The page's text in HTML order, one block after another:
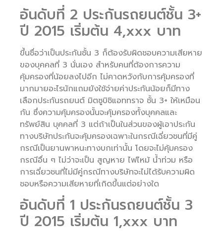
อันดับที่ 2 ประกันรถยนต์ชั้น 3+
ปี 2015 เริ่มต้น 4,xxx บาท
ขึ้นชื่อว่าเป็นประกันชั้น 3 ก็ต้องรับผิดชอบความเสียหาย
ของบุคคลที่ 3 นั่นเอง สำหรับคนที่ต้องการความ
คุ้มครองที่น้อยลงไปอีก ไม่คาดหวังกับการคุ้มครองที่
มากมายอะไรนักแถมยังใช้จ่ายค่าประกันน้อยก็มีทาง
เลือกประกันรถยนต์ มิตซูบิชิแอททราจ ชั้น 3+ ให้เหมือน
กัน ซึ่งความคุ้มครองนั้นจะคุ้มครองทั้งบุคคลและ
ทรัพย์สิน บุคคลที่ 3 แต่ถ้าเป็นในส่วนของผู้เอาประกัน
ทางบริษัทประกันจะคุ้มครองเฉพาะในกรณีเฉี่ยวชนที่มีคู่
กรณีเป็นยานพาหนะทางบกเท่านั้น โดยจะไม่คุ้มครอง
กรณีอื่น ๆ ไม่ว่าจะเป็น สูญหาย ไฟไหม้ น้ำท่วม หรือ
การเฉี่ยวชนที่ไม่มีคู่กรณีทางบริษัทจะไม่ได้รับความผิด
ชอบหรือความเสียหายที่เกิดขึ้นแต่อย่างใด
อันดับที่ 1 ประกันรถยนต์ชั้น 3
ปี 2015 เริ่มต้น 1,xxx บาท